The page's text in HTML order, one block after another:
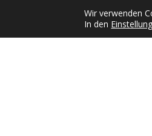
Kategorien
Wir verwenden
In den